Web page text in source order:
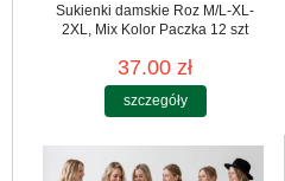
Sukienki damskie Roz M/L-XL-
2XL, Mix Kolor Paczka 12 szt
37.00 zł
szczegóły